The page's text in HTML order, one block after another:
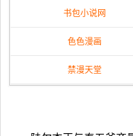
书包小说网
色色漫画
禁漫天堂